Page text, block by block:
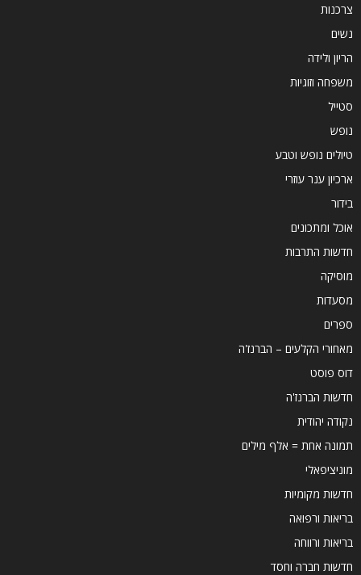
צרכנות
נשים
הריון ולידה
משפחה וזוגיות
סטייל
נופש
טיולים נופש וטבע
ארכיון ענר עוזרי
בידור
אוכל ומתכונים
חדשות התרבות
מוסיקה
מסעדות
ספרים
מאחורי הקלעים – הברנז'ה
דוס פוסט
חדשות הברנז'ה
נקודה יהודית
תמונה אחת = אלף מילים
מוניציפאלי
חדשות מקומיות
בריאות ורפואה
בריאות ורווחה
חדשות חברה וחסד